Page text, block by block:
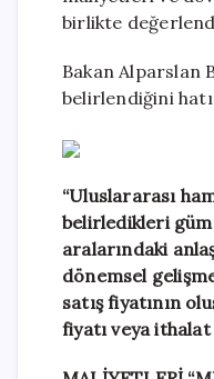
birlikte
Bakan Alparslan
belirlendiğini
“Uluslararası
belirledikleri
aralarındaki
dönemsel
satış fiyatının
fiyatı veya ithalat